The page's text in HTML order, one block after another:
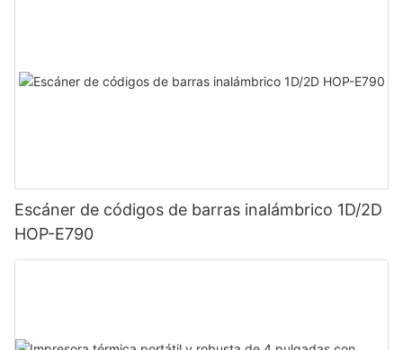
Escáner de códigos de barras inalámbrico 1D/2D
HOP-E790